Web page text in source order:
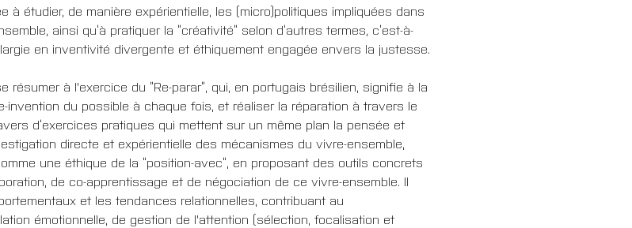
étudier, de manière expérientielle, les (micro)politiques impliquées dans
ainsi qu’à pratiquer la “créativité” selon d’autres termes, c’est-à-
en inventivité divergente et éthiquement engagée envers la justesse.
résumer à l'exercice du “Re-parar”, qui, en portugais brésilien, signifie à la
invention du possible à chaque fois, et réaliser la réparation à travers le
d’exercices pratiques qui mettent sur un même plan la pensée et
directe et expérientielle des mécanismes du vivre-ensemble,
une éthique de la “position-avec”, en proposant des outils concrets
de co-apprentissage et de négociation de ce vivre-ensemble. Il
et les tendances relationnelles, contribuant au
émotionnelle, de gestion de l'attention (sélection, focalisation et